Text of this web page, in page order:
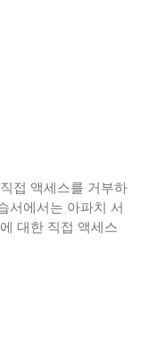
접 액세스를 거부하
서에서는 아파치 서
대한 직접 액세스